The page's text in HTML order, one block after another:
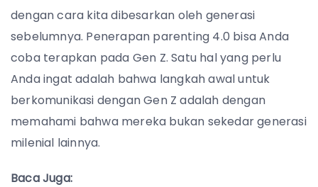
dengan cara kita dibesarkan oleh generasi
sebelumnya. Penerapan parenting 4.0 bisa Anda
coba terapkan pada Gen Z. Satu hal yang perlu
Anda ingat adalah bahwa langkah awal untuk
berkomunikasi dengan Gen Z adalah dengan
memahami bahwa mereka bukan sekedar generasi
milenial lainnya.
Baca Juga: